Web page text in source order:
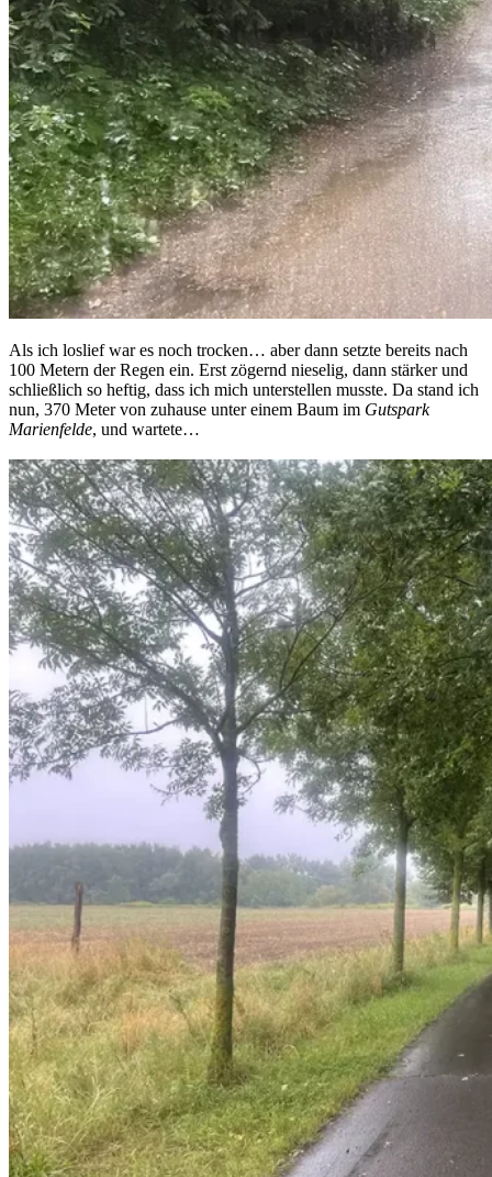
Als ich loslief war es noch trocken… aber dann setzte bereits nach
100 Metern der Regen ein. Erst zögernd nieselig, dann stärker und
schließlich so heftig, dass ich mich unterstellen musste. Da stand ich
nun, 370 Meter von zuhause unter einem Baum im Gutspark
Marienfelde, und wartete…